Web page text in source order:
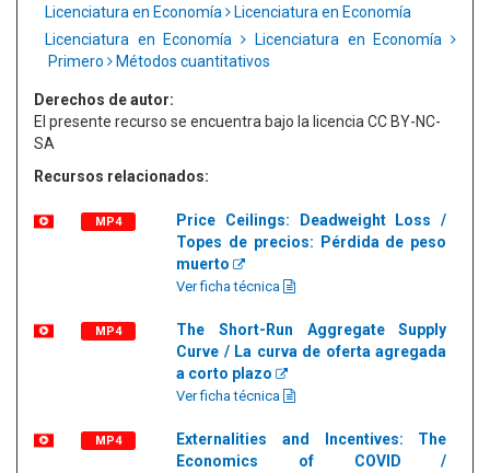
Licenciatura en Economía
Licenciatura en Economía
Licenciatura en Economía
Licenciatura en Economía
Primero
Métodos cuantitativos
Derechos de autor:
El presente recurso se encuentra bajo la licencia CC BY-NC-
SA
Recursos relacionados:
MP4
Price Ceilings: Deadweight Loss /
Topes de precios: Pérdida de peso
muerto
Ver ficha técnica
MP4
The Short-Run Aggregate Supply
Curve / La curva de oferta agregada
a corto plazo
Ver ficha técnica
MP4
Externalities and Incentives: The
Economics of COVID /